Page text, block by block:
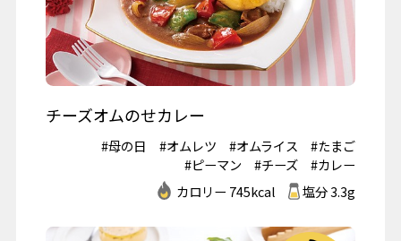
チーズオムのせカレー
#母の日 #オムレツ #オムライス
#たまご
#ピーマン
#チーズ
#カレー
カロリー 745kcal
塩分 3.3g